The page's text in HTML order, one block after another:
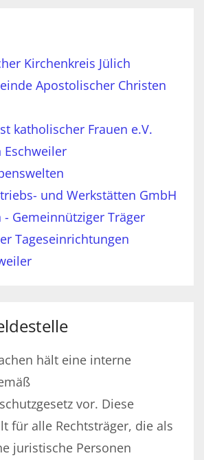
Kirchenkreis Jülich
Apostolischer Christen
katholischer Frauen e.V.
Eschweiler
und Werkstätten GmbH
- Gemeinnütziger Träger
Tageseinrichtungen
hält eine interne
vor. Diese
für alle Rechtsträger, die als
juristische Personen